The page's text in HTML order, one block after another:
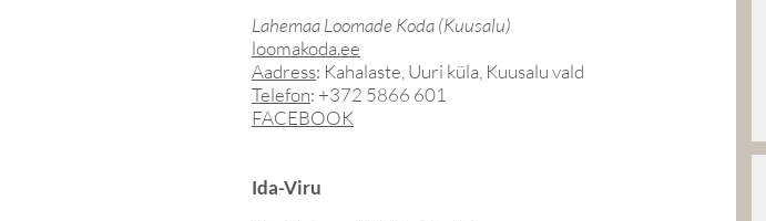
Lahemaa Loomade Koda (Kuusalu)
loomakoda.ee
Aadress: Kahalaste, Uuri küla, Kuusalu vald
Telefon: +372 5866 601
FACEBOOK
Ida-Viru